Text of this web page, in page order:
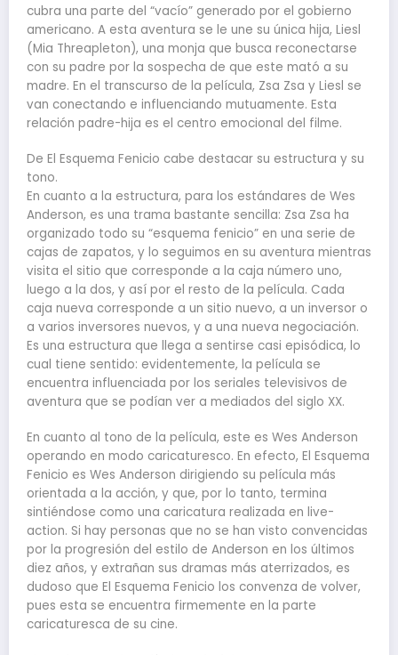
cubra una parte del “vacío” generado por el gobierno
americano. A esta aventura se le une su única hija, Liesl
(Mia Threapleton), una monja que busca reconectarse
con su padre por la sospecha de que este mató a su
madre. En el transcurso de la película, Zsa Zsa y Liesl se
van conectando e influenciando mutuamente. Esta
relación padre-hija es el centro emocional del filme.
De El Esquema Fenicio cabe destacar su estructura y su
tono.
En cuanto a la estructura, para los estándares de Wes
Anderson, es una trama bastante sencilla: Zsa Zsa ha
organizado todo su “esquema fenicio” en una serie de
cajas de zapatos, y lo seguimos en su aventura mientras
visita el sitio que corresponde a la caja número uno,
luego a la dos, y así por el resto de la película. Cada
caja nueva corresponde a un sitio nuevo, a un inversor o
a varios inversores nuevos, y a una nueva negociación.
Es una estructura que llega a sentirse casi episódica, lo
cual tiene sentido: evidentemente, la película se
encuentra influenciada por los seriales televisivos de
aventura que se podían ver a mediados del siglo XX.
En cuanto al tono de la película, este es Wes Anderson
operando en modo caricaturesco. En efecto, El Esquema
Fenicio es Wes Anderson dirigiendo su película más
orientada a la acción, y que, por lo tanto, termina
sintiéndose como una caricatura realizada en live-
action. Si hay personas que no se han visto convencidas
por la progresión del estilo de Anderson en los últimos
diez años, y extrañan sus dramas más aterrizados, es
dudoso que El Esquema Fenicio los convenza de volver,
pues esta se encuentra firmemente en la parte
caricaturesca de su cine.